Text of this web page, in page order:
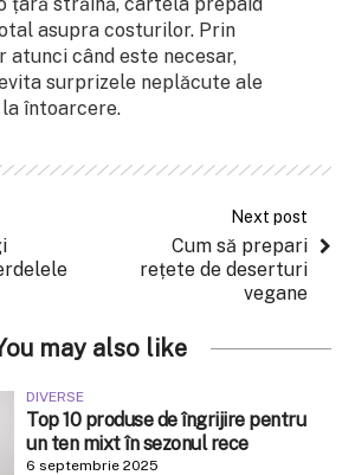
asupra costurilor. Prin
atunci când este necesar,
surprizele neplăcute ale
întoarcere.
Next post
Cum să prepari
rețete de deserturi
vegane
may also like
DIVERSE
Top 10 produse de îngrijire pentru
un ten mixt în sezonul rece
6 septembrie 2025